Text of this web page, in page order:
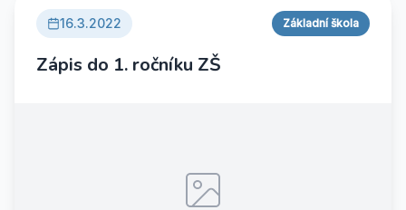
16.3.2022 Základní škola
Zápis do 1. ročníku ZŠ